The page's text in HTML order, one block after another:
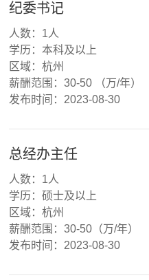
纪委书记
人数：1人
学历：本科及以上
区域：杭州
薪酬范围：30-50 （万/年）
发布时间：2023-08-30
总经办主任
人数：1人
学历：硕士及以上
区域：杭州
薪酬范围：30-50（万/年）
发布时间：2023-08-30